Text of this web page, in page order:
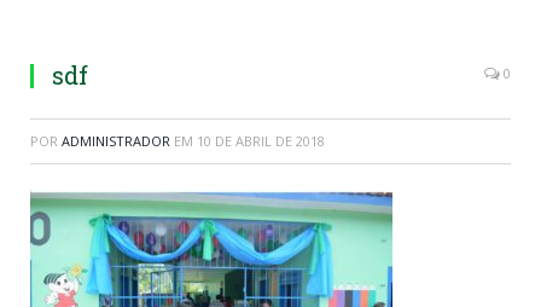
sdf 0
POR ADMINISTRADOR EM 10 DE ABRIL DE 2018